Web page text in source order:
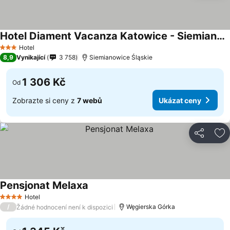
3 Počet hvězdiček
Hotel
Hotel Diament Vacanza Katowice - Siemianowice
Ukázat ceny
8,9 Vynikající 3 758 Siemianowice Śląskie
Od 1 306 Kč
Zobrazte si ceny z 7 webů Ukázat ceny
Sdílet
4 Počet hvězdiček
Hotel
Pensjonat Melaxa
/ Žádné hodnocení není k dispozici Węgierska Górka